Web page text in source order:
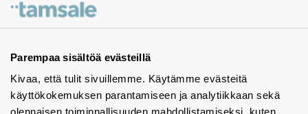
Parempaa sisältöä evästeillä
Kivaa, että tulit sivuillemme. Käytämme evästeitä
käyttökokemuksen parantamiseen ja analytiikkaan sekä
olennaisen toiminnallisuuden mahdollistamiseksi, kuten
Ota yhteyttä - autamme mielellämme
Tuotekuvastot
Instagram
BIM-objektit